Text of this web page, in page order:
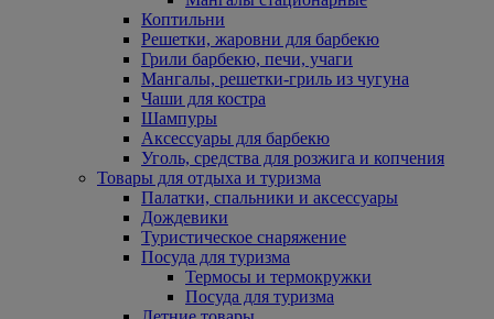
Коптильни
Решетки, жаровни для барбекю
Грили барбекю, печи, учаги
Мангалы, решетки-гриль из чугуна
Чаши для костра
Шампуры
Аксессуары для барбекю
Уголь, средства для розжига и копчения
Товары для отдыха и туризма
Палатки, спальники и аксессуары
Дождевики
Туристическое снаряжение
Посуда для туризма
Термосы и термокружки
Посуда для туризма